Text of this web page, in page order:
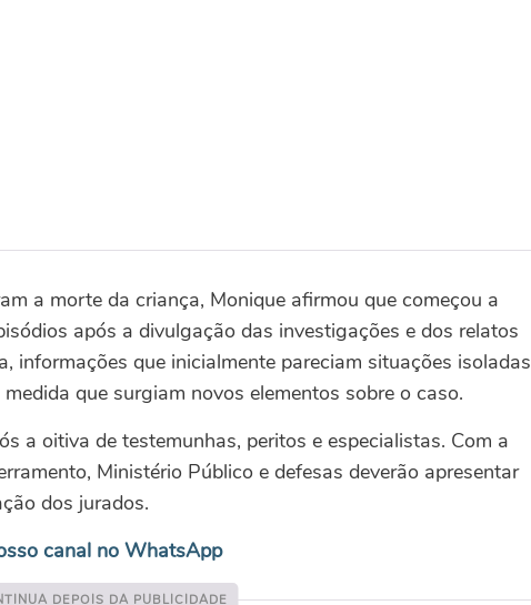
a morte da criança, Monique afirmou que começou a
após a divulgação das investigações e dos relatos
informações que inicialmente pareciam situações isoladas
que surgiam novos elementos sobre o caso.
a oitiva de testemunhas, peritos e especialistas. Com a
Ministério Público e defesas deverão apresentar
dos jurados.
canal no WhatsApp